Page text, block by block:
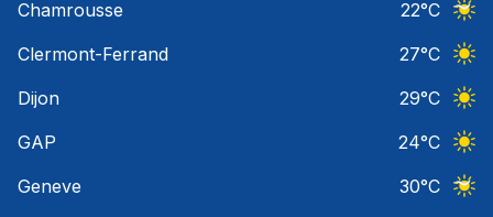
Chamrousse
22°C
Clermont-Ferrand
27°C
Dijon
29°C
GAP
24°C
Geneve
30°C